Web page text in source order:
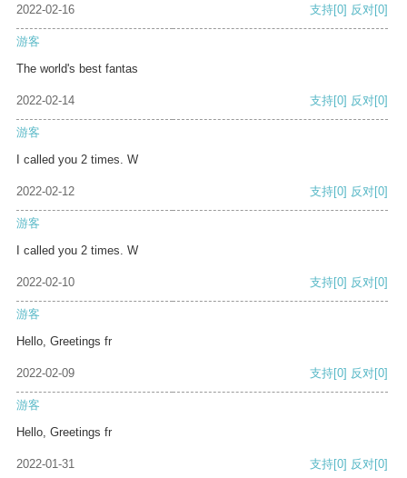
2022-02-16 支持[0] 反对[0]
游客
The world's best fantas
2022-02-14 支持[0] 反对[0]
游客
I called you 2 times. W
2022-02-12 支持[0] 反对[0]
游客
I called you 2 times. W
2022-02-10 支持[0] 反对[0]
游客
Hello, Greetings fr
2022-02-09 支持[0] 反对[0]
游客
Hello, Greetings fr
2022-01-31 支持[0] 反对[0]